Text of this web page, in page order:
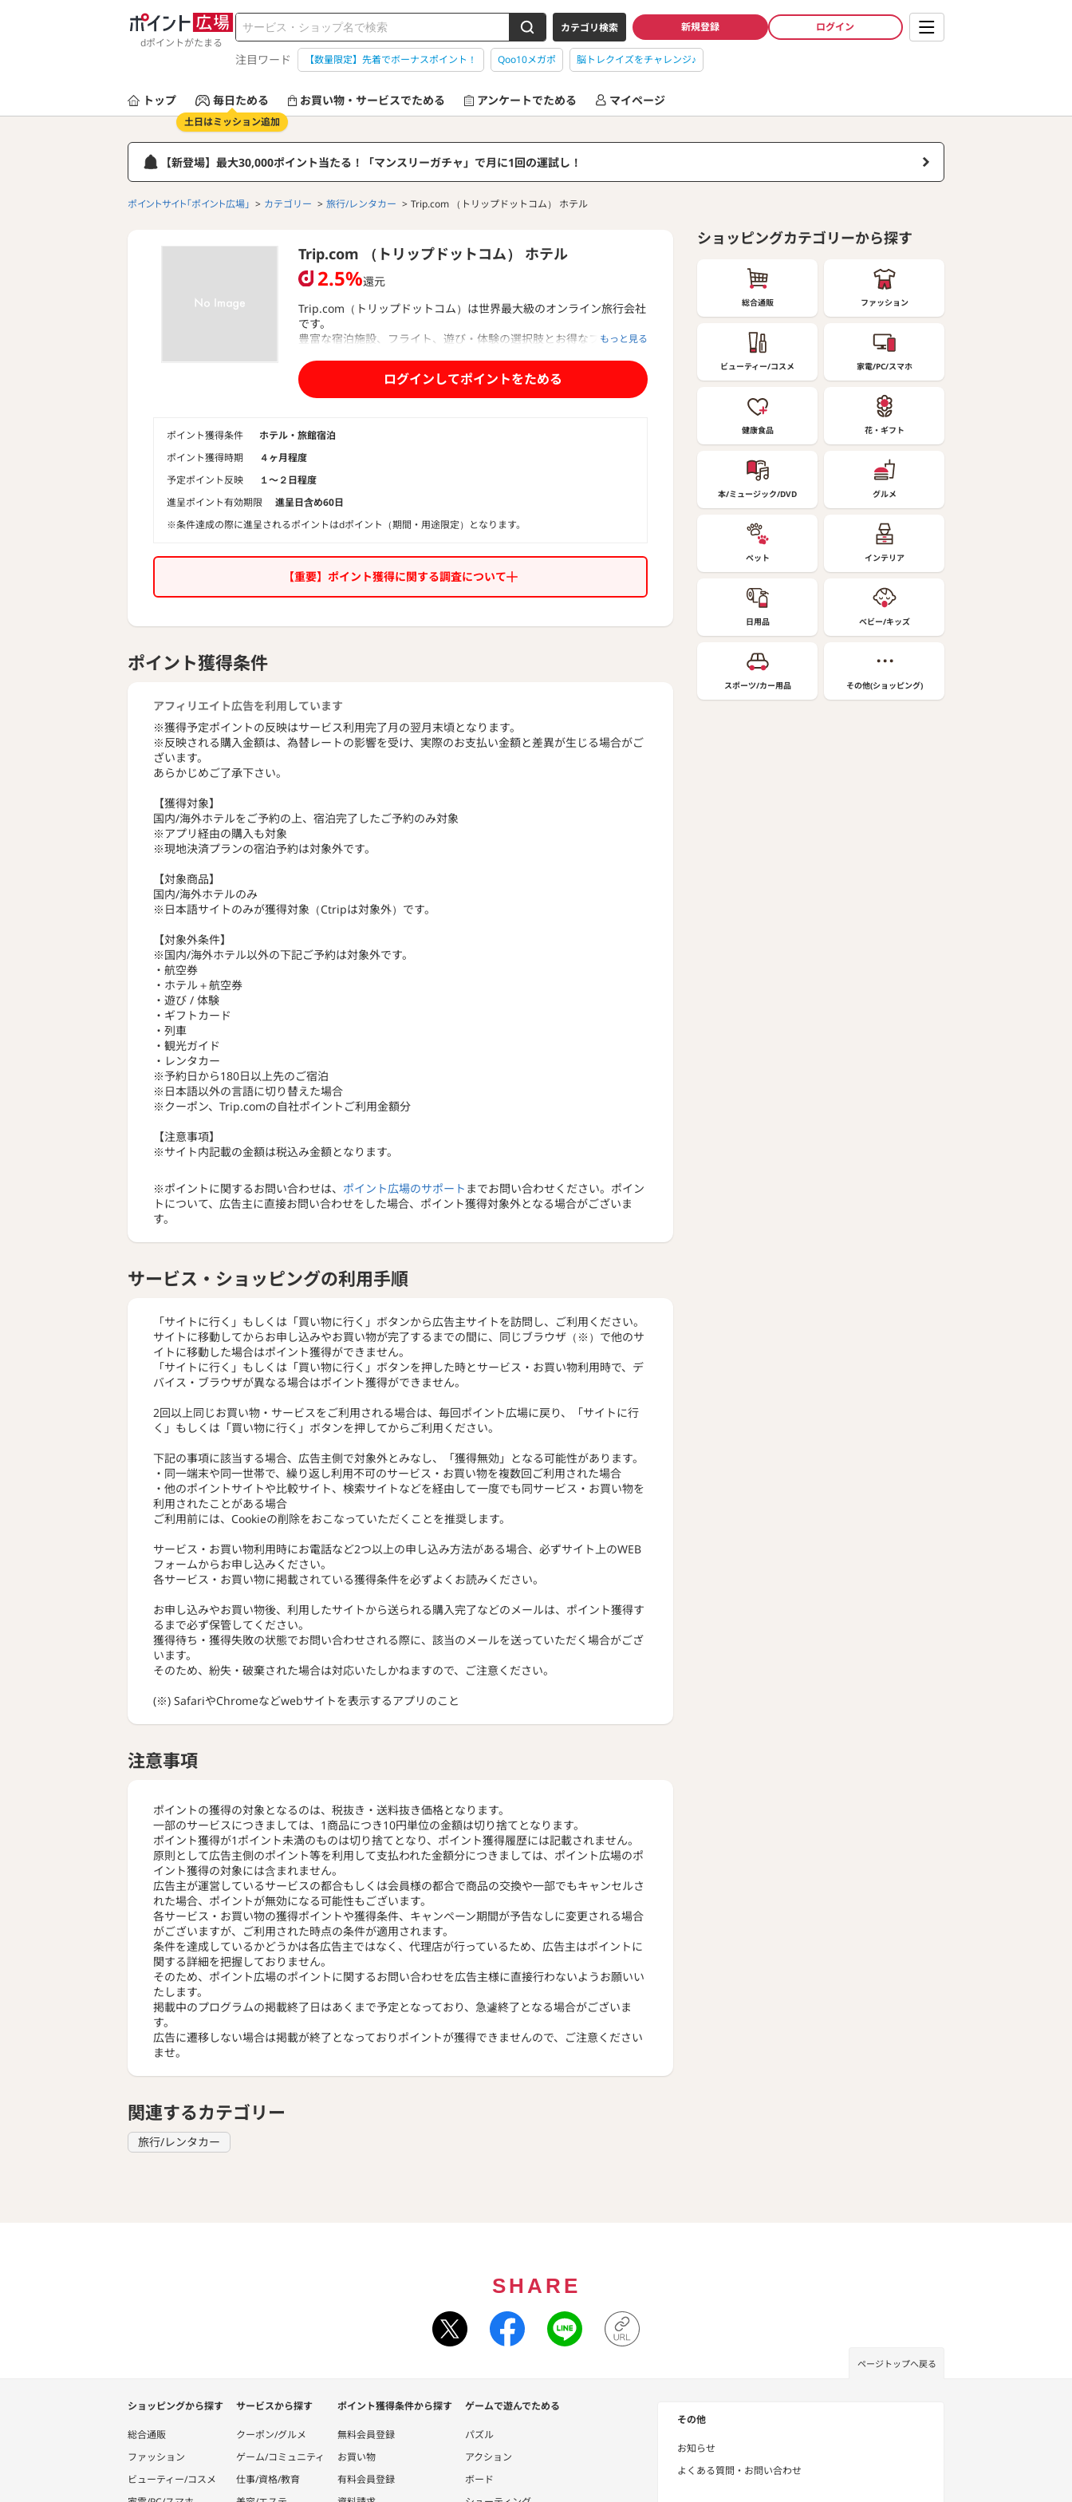
dポイントがたまる
カテゴリ検索 新規登録 ログイン
注目ワード 【数量限定】先着でボーナスポイント！ Qoo10メガポ 脳トレクイズをチャレンジ♪
トップ 毎日ためる
土日はミッション追加
お買い物・サービスでためる アンケートでためる マイページ
【新登場】最大30,000ポイント当たる！「マンスリーガチャ」で月に1回の運試し！
ポイントサイト「ポイント広場」 カテゴリー 旅行/レンタカー Trip.com （トリップドットコム） ホテル
Trip.com （トリップドットコム） ホテル
2.5%還元
Trip.com（トリップドットコム）は世界最大級のオンライン旅行会社
です。
豊富な宿泊施設、フライト、遊び・体験の選択肢とお得なプロモーシ
24時間年中無休の日本語サポートを提供しており、お客様の多様な旅
行ニーズに対応いたします。
もっと見る
ログインしてポイントをためる
ポイント獲得条件
ホテル・旅館宿泊
ポイント獲得時期
４ヶ月程度
予定ポイント反映
１〜２日程度
進呈ポイント有効期限
進呈日含め60日
※条件達成の際に進呈されるポイントはdポイント（期間・用途限定）となります。
【重要】ポイント獲得に関する調査について
ポイント獲得条件
アフィリエイト広告を利用しています
※獲得予定ポイントの反映はサービス利用完了月の翌月末頃となります。
※反映される購入金額は、為替レートの影響を受け、実際のお支払い金額と差異が生じる場合がご
ざいます。
あらかじめご了承下さい。
【獲得対象】
国内/海外ホテルをご予約の上、宿泊完了したご予約のみ対象
※アプリ経由の購入も対象
※現地決済プランの宿泊予約は対象外です。
【対象商品】
国内/海外ホテルのみ
※日本語サイトのみが獲得対象（Ctripは対象外）です。
【対象外条件】
※国内/海外ホテル以外の下記ご予約は対象外です。
・航空券
・ホテル＋航空券
・遊び / 体験
・ギフトカード
・列車
・観光ガイド
・レンタカー
※予約日から180日以上先のご宿泊
※日本語以外の言語に切り替えた場合
※クーポン、Trip.comの自社ポイントご利用金額分
【注意事項】
※サイト内記載の金額は税込み金額となります。
※ポイントに関するお問い合わせは、 ポイント広場のサポート までお問い合わせください。ポイン
トについて、広告主に直接お問い合わせをした場合、ポイント獲得対象外となる場合がございま
す。
サービス・ショッピングの利用手順
「サイトに行く」もしくは「買い物に行く」ボタンから広告主サイトを訪問し、ご利用ください。
サイトに移動してからお申し込みやお買い物が完了するまでの間に、同じブラウザ（※）で他のサ
イトに移動した場合はポイント獲得ができません。
「サイトに行く」もしくは「買い物に行く」ボタンを押した時とサービス・お買い物利用時で、デ
バイス・ブラウザが異なる場合はポイント獲得ができません。
2回以上同じお買い物・サービスをご利用される場合は、毎回ポイント広場に戻り、「サイトに行
く」もしくは「買い物に行く」ボタンを押してからご利用ください。
下記の事項に該当する場合、広告主側で対象外とみなし、「獲得無効」となる可能性があります。
・同一端末や同一世帯で、繰り返し利用不可のサービス・お買い物を複数回ご利用された場合
・他のポイントサイトや比較サイト、検索サイトなどを経由して一度でも同サービス・お買い物を
利用されたことがある場合
ご利用前には、Cookieの削除をおこなっていただくことを推奨します。
サービス・お買い物利用時にお電話など2つ以上の申し込み方法がある場合、必ずサイト上のWEB
フォームからお申し込みください。
各サービス・お買い物に掲載されている獲得条件を必ずよくお読みください。
お申し込みやお買い物後、利用したサイトから送られる購入完了などのメールは、ポイント獲得す
るまで必ず保管してください。
獲得待ち・獲得失敗の状態でお問い合わせされる際に、該当のメールを送っていただく場合がござ
います。
そのため、紛失・破棄された場合は対応いたしかねますので、ご注意ください。
(※) SafariやChromeなどwebサイトを表示するアプリのこと
注意事項
ポイントの獲得の対象となるのは、税抜き・送料抜き価格となります。
一部のサービスにつきましては、1商品につき10円単位の金額は切り捨てとなります。
ポイント獲得が1ポイント未満のものは切り捨てとなり、ポイント獲得履歴には記載されません。
原則として広告主側のポイント等を利用して支払われた金額分につきましては、ポイント広場のポ
イント獲得の対象には含まれません。
広告主が運営しているサービスの都合もしくは会員様の都合で商品の交換や一部でもキャンセルさ
れた場合、ポイントが無効になる可能性もございます。
各サービス・お買い物の獲得ポイントや獲得条件、キャンペーン期間が予告なしに変更される場合
がございますが、ご利用された時点の条件が適用されます。
条件を達成しているかどうかは各広告主ではなく、代理店が行っているため、広告主はポイントに
関する詳細を把握しておりません。
そのため、ポイント広場のポイントに関するお問い合わせを広告主様に直接行わないようお願いい
たします。
掲載中のプログラムの掲載終了日はあくまで予定となっており、急遽終了となる場合がございま
す。
広告に遷移しない場合は掲載が終了となっておりポイントが獲得できませんので、ご注意ください
ませ。
関連するカテゴリー
旅行/レンタカー
ショッピングカテゴリーから探す
総合通販 ファッション
ビューティー/コスメ 家電/PC/スマホ
健康食品 花・ギフト
本/ミュージック/DVD グルメ
ペット インテリア
日用品 ベビー/キッズ
スポーツ/カー用品 その他(ショッピング)
SHARE
ページトップへ戻る
ショッピングから探す
総合通販
ファッション
ビューティー/コスメ
サービスから探す
クーポン/グルメ
ゲーム/コミュニティ
仕事/資格/教育
ポイント獲得条件から探す
無料会員登録
お買い物
有料会員登録
ゲームで遊んでためる
パズル
アクション
ボード
その他
お知らせ
よくある質問・お問い合わせ